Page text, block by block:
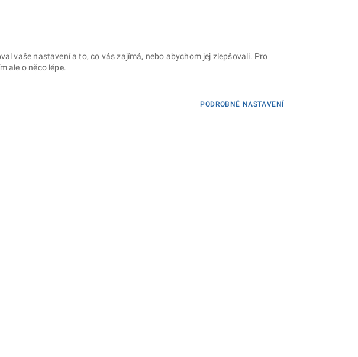
vaše nastavení a to, co vás zajímá, nebo abychom jej zlepšovali. Pro
ale o něco lépe.
PODROBNÉ NASTAVENÍ